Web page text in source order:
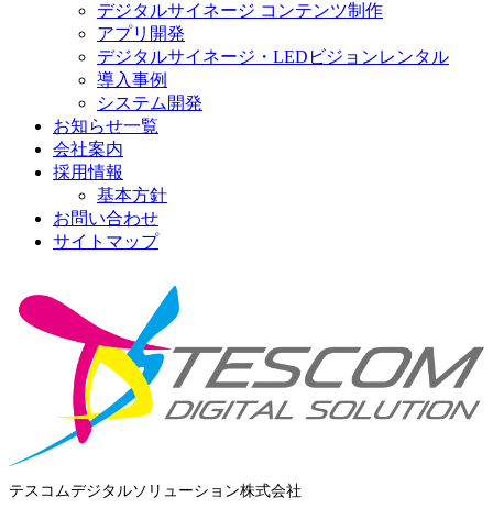
デジタルサイネージ コンテンツ制作
アプリ開発
デジタルサイネージ・LEDビジョンレンタル
導入事例
システム開発
お知らせ一覧
会社案内
採用情報
基本方針
お問い合わせ
サイトマップ
テスコムデジタルソリューション株式会社